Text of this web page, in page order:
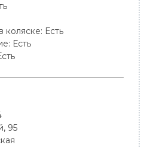
коляске: Есть
Есть
95